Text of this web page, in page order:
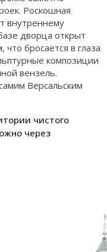
Роскошная
внутреннему
дворца открыт
бросается в глаза
композиции
вензель.
Версальским
чистого
через